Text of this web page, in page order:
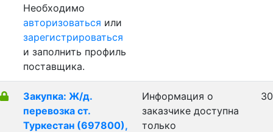
Необходимо
авторизоваться или
зарегистрироваться
и заполнить профиль
поставщика.
Закупка: Ж/д.
перевозка ст.
Туркестан (697800),
Информация о
заказчике доступна
только